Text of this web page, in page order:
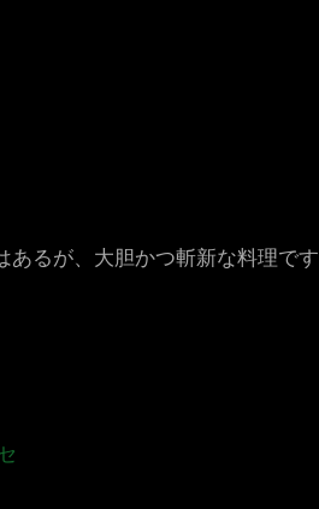
るが、大胆かつ斬新な料理です